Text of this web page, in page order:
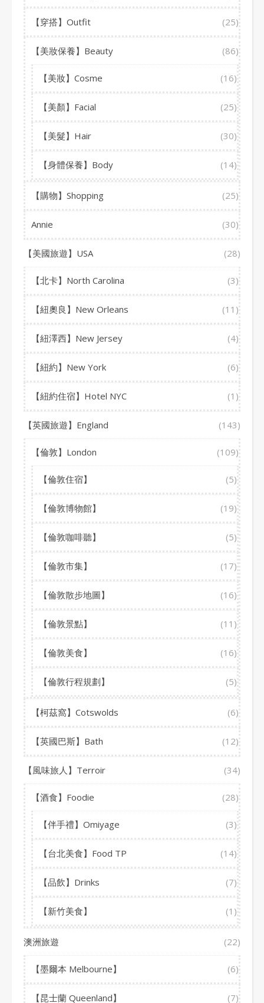
【穿搭】Outfit (25)
【美妝保養】Beauty (86)
【美妝】Cosme (16)
【美顏】Facial (25)
【美髮】Hair (30)
【身體保養】Body (14)
【購物】Shopping (25)
Annie (30)
【美國旅遊】USA (28)
【北卡】North Carolina (3)
【紐奧良】New Orleans (11)
【紐澤西】New Jersey (4)
【紐約】New York (6)
【紐約住宿】Hotel NYC (1)
【英國旅遊】England (143)
【倫敦】London (109)
【倫敦住宿】 (5)
【倫敦博物館】 (19)
【倫敦咖啡聽】 (5)
【倫敦市集】 (17)
【倫敦散步地圖】 (16)
【倫敦景點】 (11)
【倫敦美食】 (16)
【倫敦行程規劃】 (5)
【柯茲窩】Cotswolds (6)
【英國巴斯】Bath (12)
【風味旅人】Terroir (34)
【酒食】Foodie (28)
【伴手禮】Omiyage (3)
【台北美食】Food TP (14)
【品飲】Drinks (7)
【新竹美食】 (1)
澳洲旅遊 (22)
【墨爾本 Melbourne】 (6)
【昆士蘭 Queenland】 (7)